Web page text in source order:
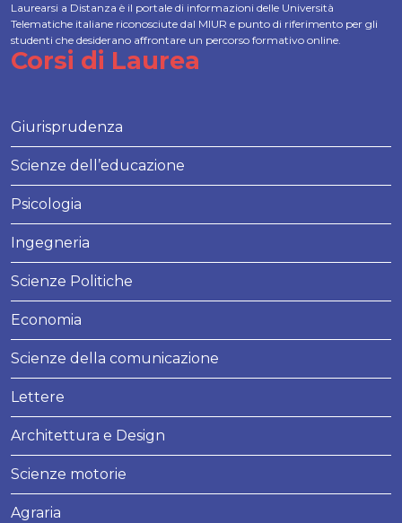
Laurearsi a Distanza è il portale di informazioni delle Università
Telematiche italiane riconosciute dal MIUR e punto di riferimento per gli
studenti che desiderano affrontare un percorso formativo online.
Corsi di Laurea
Giurisprudenza
Scienze dell’educazione
Psicologia
Ingegneria
Scienze Politiche
Economia
Scienze della comunicazione
Lettere
Architettura e Design
Scienze motorie
Agraria